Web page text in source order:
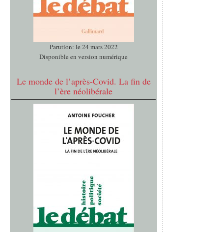
Parution: le 24 mars 2022
Disponible en version numérique
Le monde de l’après-Covid. La fin de
l’ère néolibérale